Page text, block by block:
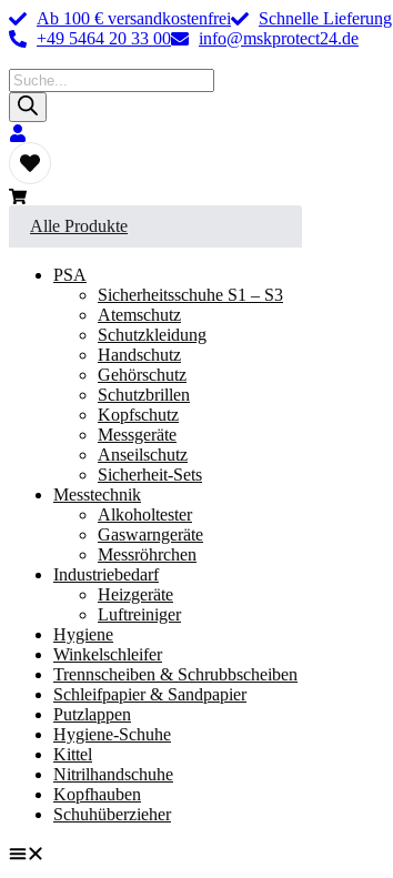
Ab 100 € versandkostenfrei
Schnelle Lieferung
+49 5464 20 33 00
info@mskprotect24.de
Products
search
Alle Produkte
PSA
Sicherheitsschuhe S1 – S3
Atemschutz
Schutzkleidung
Handschutz
Gehörschutz
Schutzbrillen
Kopfschutz
Messgeräte
Anseilschutz
Sicherheit-Sets
Messtechnik
Alkoholtester
Gaswarngeräte
Messröhrchen
Industriebedarf
Heizgeräte
Luftreiniger
Hygiene
Winkelschleifer
Trennscheiben & Schrubbscheiben
Schleifpapier & Sandpapier
Putzlappen
Hygiene-Schuhe
Kittel
Nitrilhandschuhe
Kopfhauben
Schuhüberzieher